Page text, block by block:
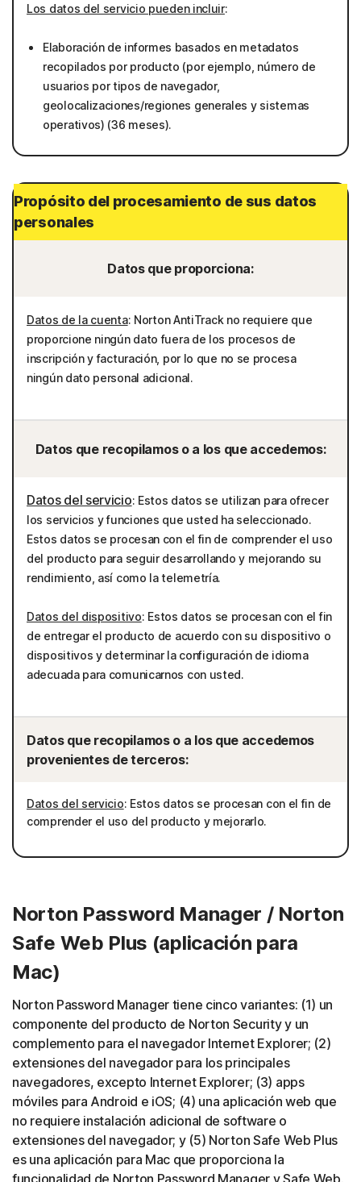
Los datos del servicio pueden incluir:
Elaboración de informes basados en metadatos
recopilados por producto (por ejemplo, número de
usuarios por tipos de navegador,
geolocalizaciones/regiones generales y sistemas
operativos) (36 meses).
Propósito del procesamiento de sus datos
personales
Datos que proporciona:
Datos de la cuenta: Norton AntiTrack no requiere que
proporcione ningún dato fuera de los procesos de
inscripción y facturación, por lo que no se procesa
ningún dato personal adicional.
Datos que recopilamos o a los que accedemos:
Datos del servicio: Estos datos se utilizan para ofrecer
los servicios y funciones que usted ha seleccionado.
Estos datos se procesan con el fin de comprender el uso
del producto para seguir desarrollando y mejorando su
rendimiento, así como la telemetría.
Datos del dispositivo: Estos datos se procesan con el fin
de entregar el producto de acuerdo con su dispositivo o
dispositivos y determinar la configuración de idioma
adecuada para comunicarnos con usted.
Datos que recopilamos o a los que accedemos
provenientes de terceros:
Datos del servicio: Estos datos se procesan con el fin de
comprender el uso del producto y mejorarlo.
Norton Password Manager / Norton
Safe Web Plus (aplicación para
Mac)
Norton Password Manager tiene cinco variantes: (1) un
componente del producto de Norton Security y un
complemento para el navegador Internet Explorer; (2)
extensiones del navegador para los principales
navegadores, excepto Internet Explorer; (3) apps
móviles para Android e iOS; (4) una aplicación web que
no requiere instalación adicional de software o
extensiones del navegador; y (5) Norton Safe Web Plus
es una aplicación para Mac que proporciona la
funcionalidad de Norton Password Manager y Safe Web.